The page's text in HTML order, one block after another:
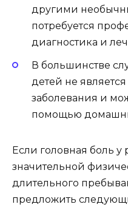
другими
потребуется
диагностика и
В большинстве
детей не
заболевания и
помощью
Если головная боль у
значительной
длительного
предложить